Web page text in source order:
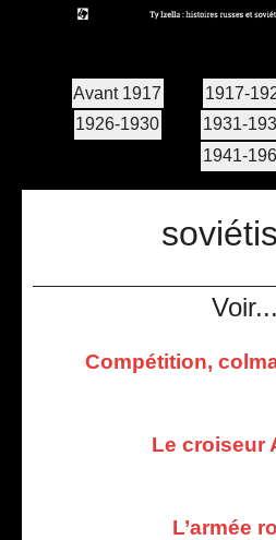
Avant 1917 1917-
1926-1930
1931-
1941-
Voir...
Сompétition,
Le croiseur
L’armée